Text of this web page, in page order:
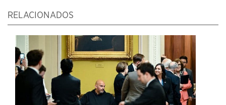
RELACIONADOS